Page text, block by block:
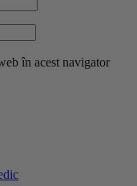
în acest navigator